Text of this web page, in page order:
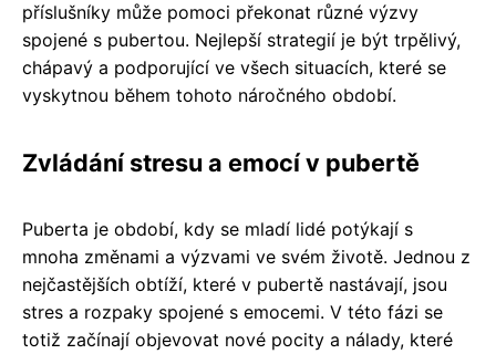
příslušníky může pomoci překonat různé výzvy
spojené s pubertou. Nejlepší strategií je být trpělivý,
chápavý a podporující ve všech situacích, které se
vyskytnou během tohoto náročného období.
Zvládání stresu a emocí v pubertě
Puberta je období, kdy se mladí lidé potýkají s
mnoha změnami a výzvami ve svém životě. Jednou z
nejčastějších obtíží, které v pubertě nastávají, jsou
stres a rozpaky spojené s emocemi. V této fázi se
totiž začínají objevovat nové pocity a nálady, které